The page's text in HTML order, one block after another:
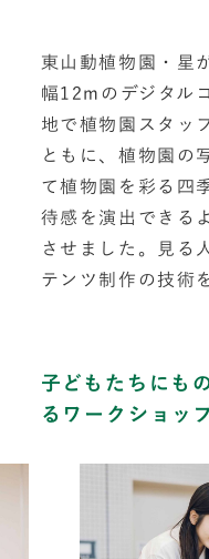
東山動植物園・星
幅12mのデジタル
地で植物園スタッ
ともに、植物園の
て植物園を彩る四
待感を演出できる
させました。見る
テンツ制作の技術
子どもたちにも
るワークショッ